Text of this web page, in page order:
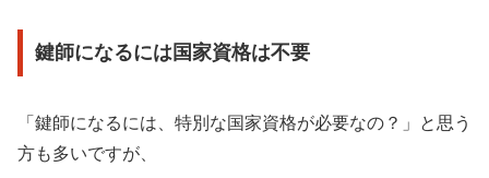
鍵師になるには国家資格は不要
「鍵師になるには、特別な国家資格が必要なの？」と思う
方も多いですが、